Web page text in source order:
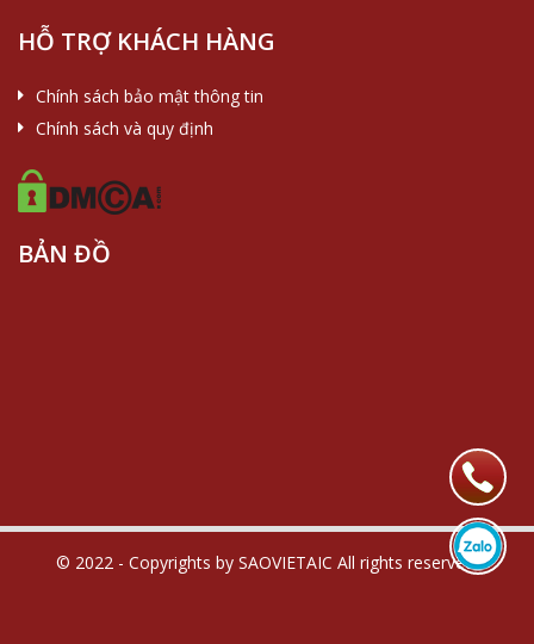
HỖ TRỢ KHÁCH HÀNG
Chính sách bảo mật thông tin
Chính sách và quy định
BẢN ĐỒ
© 2022 - Copyrights by SAOVIETAIC All rights reserved.